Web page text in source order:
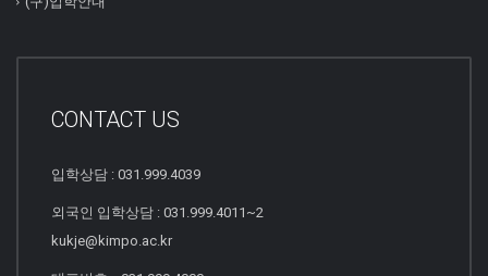
CONTACT US
입학상담 : 031.999.4039
외국인 입학상담 : 031.999.4011~2
kukje@kimpo.ac.kr